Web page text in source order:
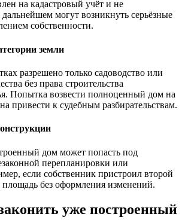
на кадастровый учёт и не
дальнейшем могут возникнуть серьёзные
собственности.
земли
разрешено только садоводство или
без права строительства
Попытка возвести полноценный дом на
привести к судебным разбирательствам.
дом может попасть под
перепланировки или
если собственник пристроил второй
без оформления изменений.
уже построенный